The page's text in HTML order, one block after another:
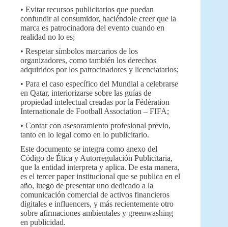
• Evitar recursos publicitarios que puedan
confundir al consumidor, haciéndole creer que la
marca es patrocinadora del evento cuando en
realidad no lo es;
• Respetar símbolos marcarios de los
organizadores, como también los derechos
adquiridos por los patrocinadores y licenciatarios;
• Para el caso específico del Mundial a celebrarse
en Qatar, interiorizarse sobre las guías de
propiedad intelectual creadas por la Fédération
Internationale de Football Association – FIFA;
• Contar con asesoramiento profesional previo,
tanto en lo legal como en lo publicitario.
Este documento se integra como anexo del
Código de Ética y Autorregulación Publicitaria,
que la entidad interpreta y aplica. De esta manera,
es el tercer paper institucional que se publica en el
año, luego de presentar uno dedicado a la
comunicación comercial de activos financieros
digitales e influencers, y más recientemente otro
sobre afirmaciones ambientales y greenwashing
en publicidad.